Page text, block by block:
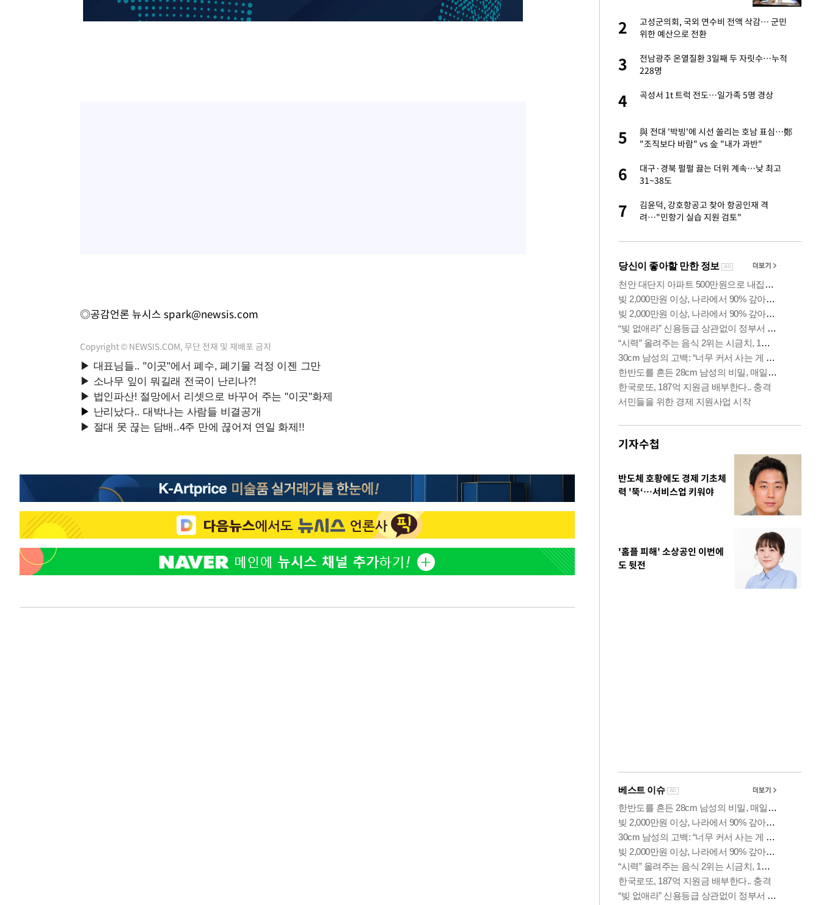
◎공감언론 뉴시스 spark@newsis.com
Copyright © NEWSIS.COM, 무단 전재 및 재배포 금지
2
축구협회, 15년 전 심판 성 접대 파문에 "현
2
고성군의회, 국외 연수비 전액 삭감… 군민
위한 예산으로 전환
3
전남광주 온열질환 3일째 두 자릿수…누적
228명
4 곡성서 1t 트럭 전도…일가족 5명 경상
5
與 전대 '박빙'에 시선 쏠리는 호남 표심…鄭
"조직보다 바람" vs 金 "내가 과반"
6
대구·경북 펄펄 끓는 더위 계속…낮 최고
31~38도
7
김윤덕, 강호항공고 찾아 항공인재 격
려…"민항기 실습 지원 검토"
기자수첩
반도체 호황에도 경제 기초체
력 '뚝‘…서비스업 키워야
'홈플 피해' 소상공인 이번에
도 뒷전